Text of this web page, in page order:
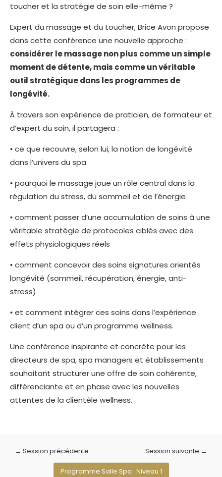
toucher et la stratégie de soin elle-même ?
Expert du massage et du toucher, Brice Avon propose
dans cette conférence une nouvelle approche :
considérer le massage non plus comme un simple
moment de détente, mais comme un véritable
outil stratégique dans les programmes de
longévité.
À travers son expérience de praticien, de formateur et
d’expert du soin, il partagera :
• ce que recouvre, selon lui, la notion de longévité
dans l’univers du spa
• pourquoi le massage joue un rôle central dans la
régulation du stress, du sommeil et de l’énergie
• comment passer d’une accumulation de soins à une
véritable stratégie de protocoles ciblés avec des
effets physiologiques réels
• comment concevoir des soins signatures orientés
longévité (sommeil, récupération, énergie, anti-
stress)
• et comment intégrer ces soins dans l’expérience
client d’un spa ou d’un programme wellness.
Une conférence inspirante et concrète pour les
directeurs de spa, spa managers et établissements
souhaitant structurer une offre de soin cohérente,
différenciante et en phase avec les nouvelles
attentes de la clientèle wellness.
← Session précédente Session suivante →
Programme Salle Spa · Niveau 1